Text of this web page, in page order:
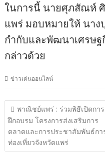
ในการนี้ นายศุภสัณห์
แพร่ มอบหมายให้ นา
กำกับและพัฒนาเศรษฐ
กล่าวด้วย
ข่าวเด่นออนไลน์
แนะแนว
เรื่อง
พาณิชย์แพร่ : ร่วมพิธีเปิดการ
ฝึกอบรม โครงการส่งเสริมการ
ตลาดและการประชาสัมพันธ์กา
ท่องเที่ยวจังหวัดแพร่